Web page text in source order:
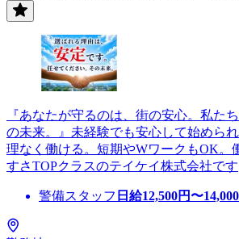
『あなたが守るのは、街の安心。私た
の未来。』未経験でも安心して始めら
理なく働ける。短期やWワークもOK。
すさTOPクラスのテイケイ株式会社です
警備スタッフ 日給12,500円〜14,000